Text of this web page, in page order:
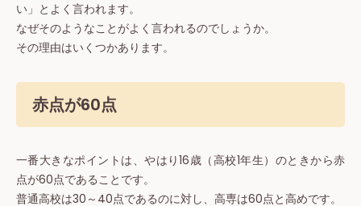
い」とよく言われます。
なぜそのようなことがよく言われるのでしょうか。
その理由はいくつかあります。
赤点が60点
一番大きなポイントは、やはり16歳（高校1年生）のときから赤
点が60点であることです。
普通高校は30～40点であるのに対し、高専は60点と高めです。